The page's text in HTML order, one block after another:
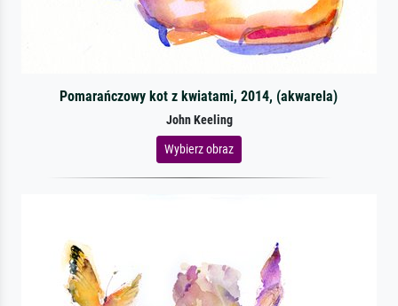
Pomarańczowy kot z kwiatami, 2014, (akwarela)
John Keeling
Wybierz obraz